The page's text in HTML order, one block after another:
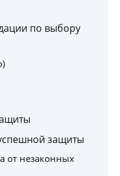
по выбору
защиты
от незаконных